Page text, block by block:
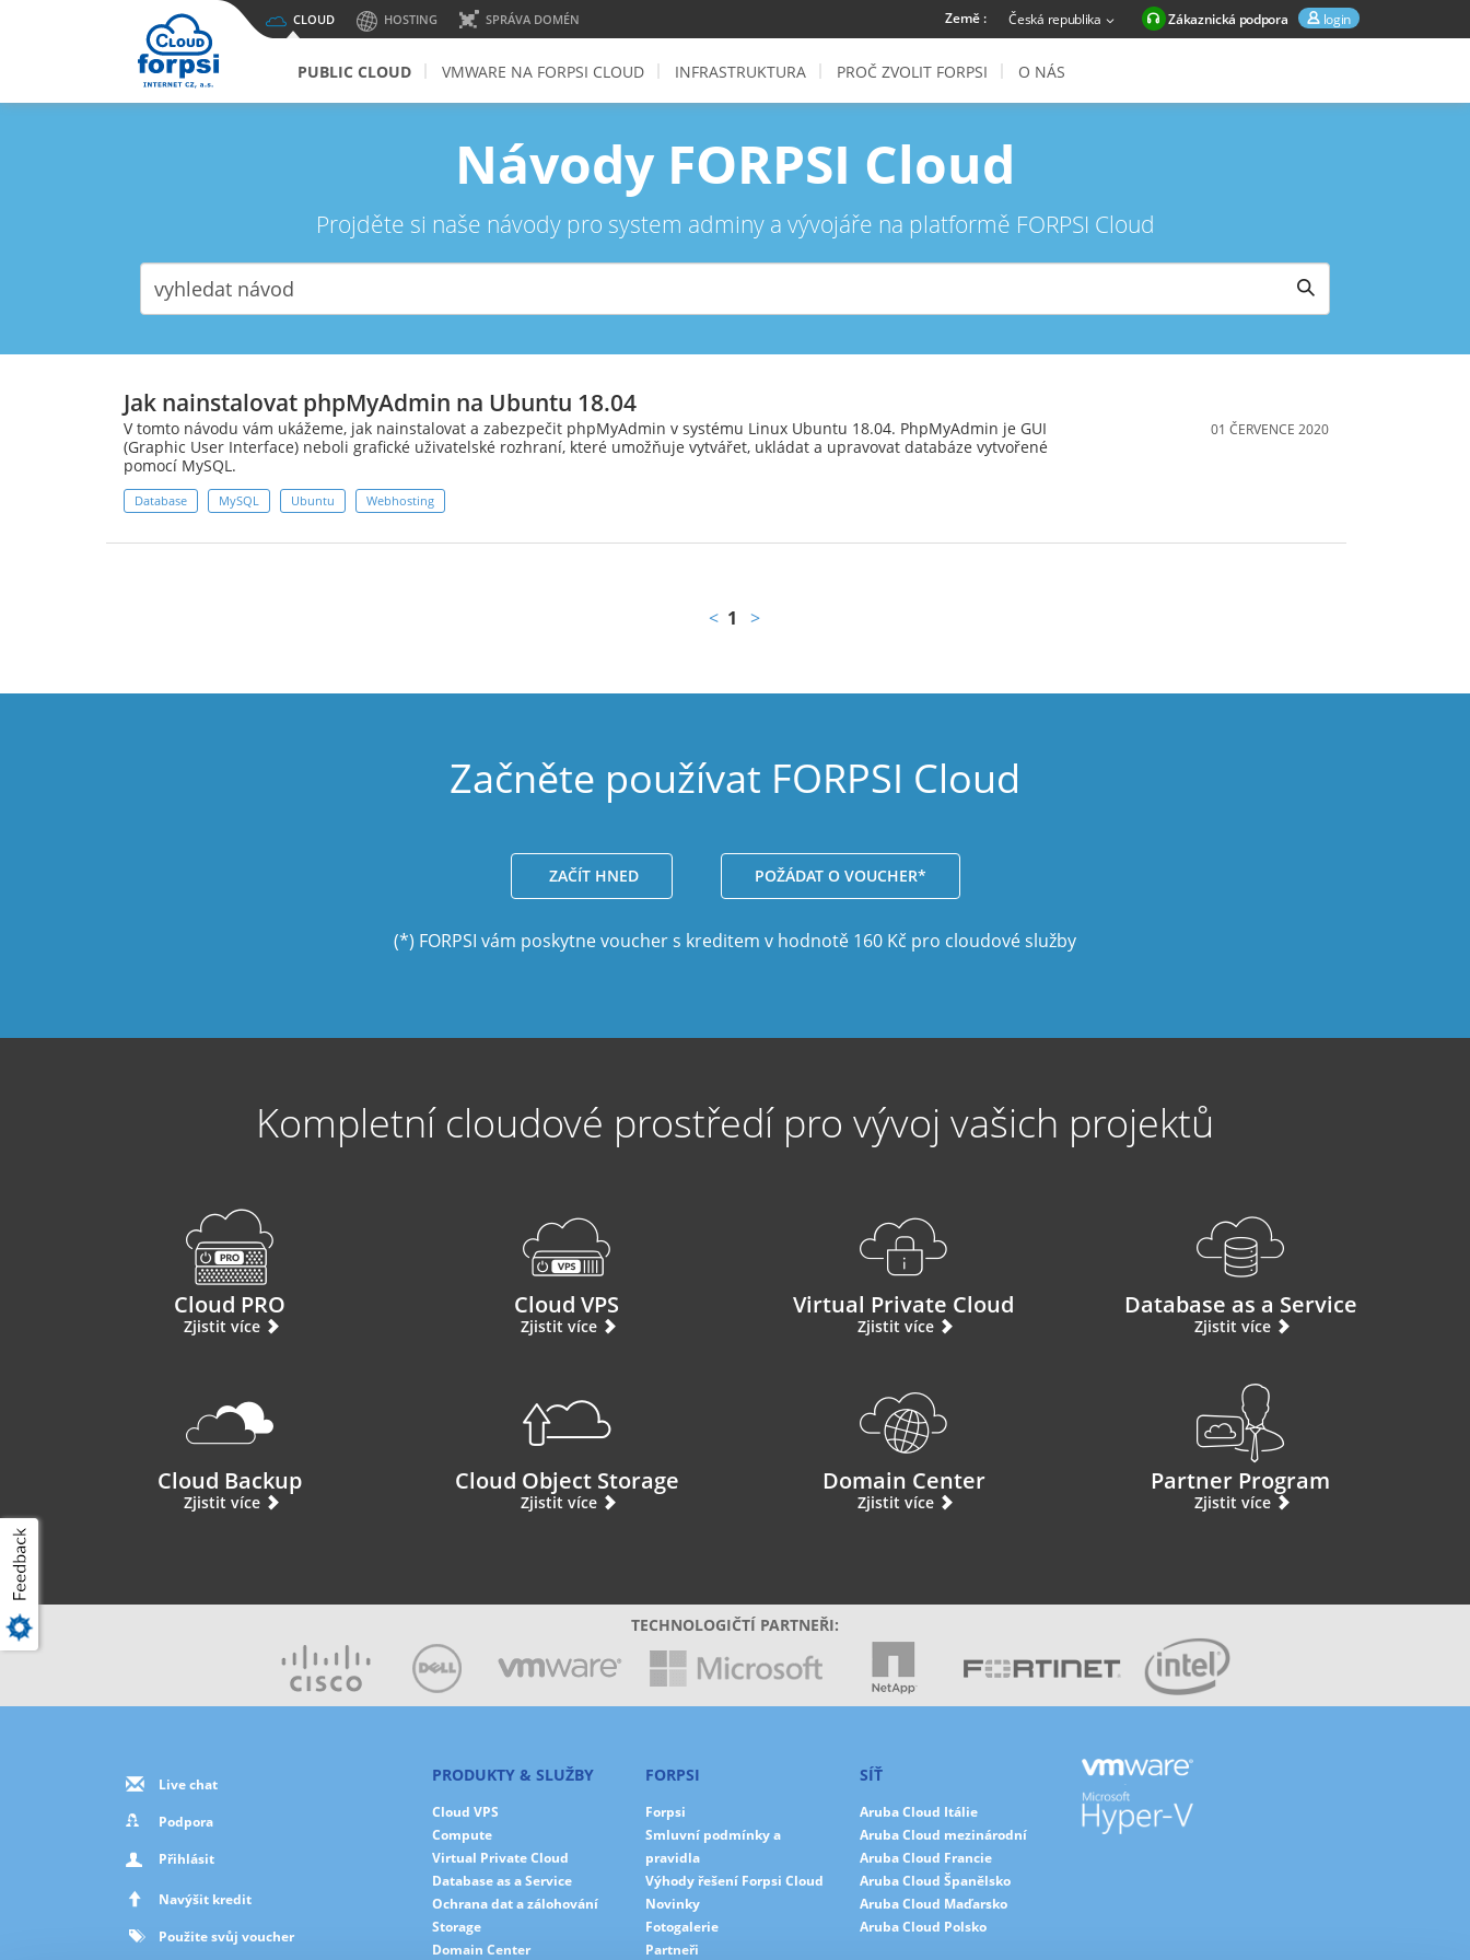
CLOUD HOSTING SPRÁVA DOMÉN Země : Česká republika Zákaznická podpora login
PUBLIC CLOUD VMWARE NA FORPSI CLOUD INFRASTRUKTURA PROČ ZVOLIT FORPSI O NÁS
Návody FORPSI Cloud
Projděte si naše návody pro system adminy a vývojáře na platformě FORPSI Cloud
Jak nainstalovat phpMyAdmin na Ubuntu 18.04
V tomto návodu vám ukážeme, jak nainstalovat a zabezpečit phpMyAdmin v systému Linux Ubuntu 18.04. PhpMyAdmin je GUI
(Graphic User Interface) neboli grafické uživatelské rozhraní, které umožňuje vytvářet, ukládat a upravovat databáze vytvořené
pomocí MySQL.
Database MySQL Ubuntu Webhosting
01 ČERVENCE 2020
< 1 >
Začněte používat FORPSI Cloud
ZAČÍT HNED POŽÁDAT O VOUCHER*
(*) FORPSI vám poskytne voucher s kreditem v hodnotě 160 Kč pro cloudové služby
Kompletní cloudové prostředí pro vývoj vašich projektů
Cloud PRO
Zjistit více
Cloud VPS
Zjistit více
Virtual Private Cloud
Zjistit více
Database as a Service
Zjistit více
Cloud Backup
Zjistit více
Cloud Object Storage
Zjistit více
Domain Center
Zjistit více
Partner Program
Zjistit více
TECHNOLOGIČTÍ PARTNEŘI:
Live chat
Podpora
Přihlásit
Navýšit kredit
Použite svůj voucher
PRODUKTY & SLUŽBY
Cloud VPS
Compute
Virtual Private Cloud
Database as a Service
Ochrana dat a zálohování
Storage
Domain Center
FORPSI
Forpsi
Smluvní podmínky a
pravidla
Výhody řešení Forpsi Cloud
Novinky
Fotogalerie
Partneři
SÍŤ
Aruba Cloud Itálie
Aruba Cloud mezinárodní
Aruba Cloud Francie
Aruba Cloud Španělsko
Aruba Cloud Maďarsko
Aruba Cloud Polsko